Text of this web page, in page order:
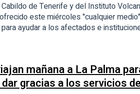
de Tenerife y del Instituto
este miércoles "cualquier
ayudar a los afectados e
mañana a La Palma
gracias a los servicios